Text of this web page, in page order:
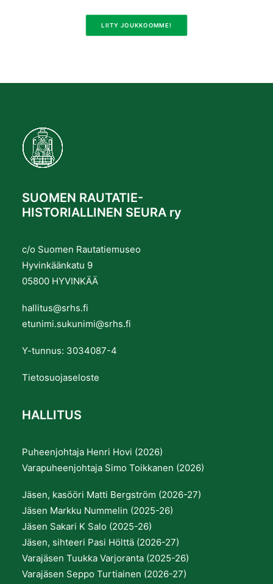
LIITY JOUKKOOMME!
SUOMEN RAUTATIE-
HISTORIALLINEN SEURA ry
c/o Suomen Rautatiemuseo
Hyvinkäänkatu 9
05800 HYVINKÄÄ
hallitus@srhs.fi
etunimi.sukunimi@srhs.fi
Y-tunnus: 3034087-4
Tietosuojaseloste
HALLITUS
Puheenjohtaja Henri Hovi (2026)
Varapuheenjohtaja Simo Toikkanen (2026)
Jäsen, kasööri Matti Bergström (2026-27)
Jäsen Markku Nummelin (2025-26)
Jäsen Sakari K Salo (2025-26)
Jäsen, sihteeri Pasi Hölttä (2026-27)
Varajäsen Tuukka Varjoranta (2025-26)
Varajäsen Seppo Turtiainen (2026-27)